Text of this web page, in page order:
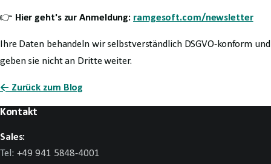
👉 Hier geht's zur Anmeldung: ramgesoft.com/newsletter
Ihre Daten behandeln wir selbstverständlich DSGVO-konform und
geben sie nicht an Dritte weiter.
← Zurück zum Blog
Kontakt
Sales:
Tel: +49 941 5848-4001